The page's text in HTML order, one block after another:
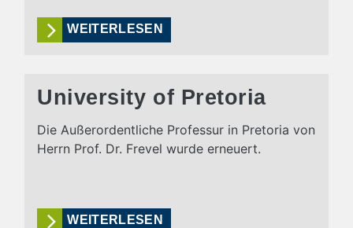
WEITERLESEN
University of Pretoria
Die Außerordentliche Professur in Pretoria von
Herrn Prof. Dr. Frevel wurde erneuert.
WEITERLESEN